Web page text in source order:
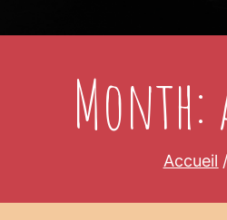
Month:
Accueil